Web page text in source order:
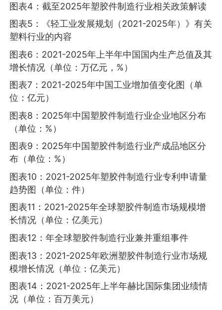
图表4：截至2025年塑胶件制造行业相关政策解读
图表5：《轻工业发展规划（2021-2025年）》有关
塑料行业的内容
图表6：2021-2025年上半年中国国内生产总值及其
增长情况（单位：万亿元，%）
图表7：2021-2025年中国工业增加值变化图（单
位：亿元）
图表8：2025年中国塑胶件制造行业企业地区分布
（单位：%）
图表9：2025年中国塑胶件制造行业产成品地区分
布（单位：%）
图表10：2021-2025年塑胶件制造行业专利申请量
趋势图（单位：件）
图表11：2021-2025年全球塑胶件制造市场规模增
长情况（单位：亿美元）
图表12：年全球塑胶件制造行业兼并重组事件
图表13：2021-2025年欧洲塑胶件制造行业市场规
模增长情况（单位：亿美元）
图表14：2021-2025年上半年赫比国际集团业绩情
况（单位：百万美元）